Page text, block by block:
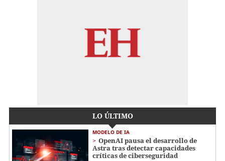
LO ÚLTIMO
MODELO DE IA
OpenAI pausa el desarrollo de
Astra tras detectar capacidades
críticas de ciberseguridad